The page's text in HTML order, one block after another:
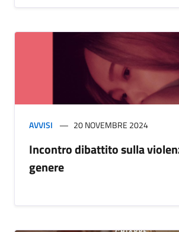
AVVISI 20 NOVEMBRE 2024
Incontro dibattito sulla
genere